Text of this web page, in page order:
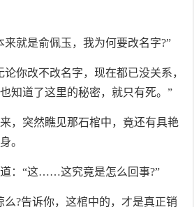
来就是俞佩玉，我为何要改名字?”
你改不改名字，现在都已没关系，
知道了这里的秘密，就只有死。”
，突然瞧见那石棺中，竟还有具艳
。
：“这……这究竟是怎么回事?”
么?告诉你，这棺中的，才是真正销